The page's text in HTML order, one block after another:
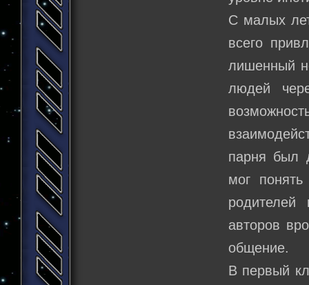
С малых
всего
лишенный
людей
парня был
мог
родителей
авторов
общение.
В первый